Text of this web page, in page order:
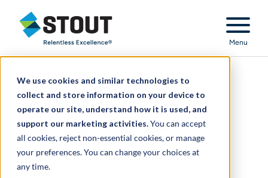
We use cookies and similar technologies to
collect and store information on your device to
operate our site, understand how it is used, and
support our marketing activities.You can accept
all cookies, reject non-essential cookies, or manage
your preferences. You can change your choices at
any time.
Stout Relentless Excellence
Menu